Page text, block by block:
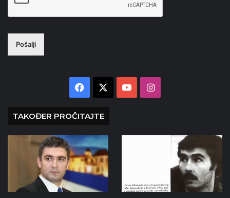
Pošalji
Facebook YouTubeInstagram
TAKOĐER PROČITAJTE